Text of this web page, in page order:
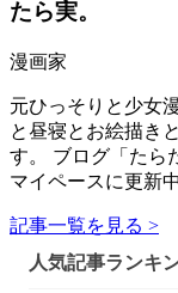
たら実。
漫画家
元ひっそりと少女
と昼寝とお絵描き
す。 ブログ「たら
マイペースに更新中
記事一覧を見る >
人気記事ランキ